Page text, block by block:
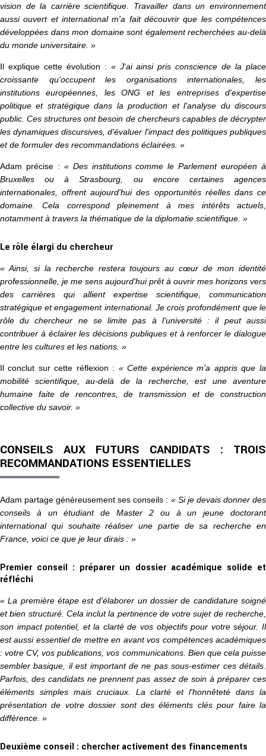
vision de la carrière scientifique. Travailler dans un environnement
aussi ouvert et international m'a fait découvrir que les compétences
développées dans mon domaine sont également recherchées au-delà
du monde universitaire. »
Il explique cette évolution : « J'ai ainsi pris conscience de la place
croissante qu'occupent les organisations internationales, les
institutions européennes, les ONG et les entreprises d'expertise
politique et stratégique dans la production et l'analyse du discours
public. Ces structures ont besoin de chercheurs capables de décrypter
les dynamiques discursives, d'évaluer l'impact des politiques publiques
et de formuler des recommandations éclairées. »
Adam précise : « Des institutions comme le Parlement européen à
Bruxelles ou à Strasbourg, ou encore certaines agences
internationales, offrent aujourd'hui des opportunités réelles dans ce
domaine. Cela correspond pleinement à mes intérêts actuels,
notamment à travers la thématique de la diplomatie scientifique. »
Le rôle élargi du chercheur
« Ainsi, si la recherche restera toujours au cœur de mon identité
professionnelle, je me sens aujourd'hui prêt à ouvrir mes horizons vers
des carrières qui allient expertise scientifique, communication
stratégique et engagement international. Je crois profondément que le
rôle du chercheur ne se limite pas à l'université : il peut aussi
contribuer à éclairer les décisions publiques et à renforcer le dialogue
entre les cultures et les nations. »
Il conclut sur cette réflexion : « Cette expérience m'a appris que la
mobilité scientifique, au-delà de la recherche, est une aventure
humaine faite de rencontres, de transmission et de construction
collective du savoir. »
CONSEILS AUX FUTURS CANDIDATS : TROIS
RECOMMANDATIONS ESSENTIELLES
Adam partage généreusement ses conseils : « Si je devais donner des
conseils à un étudiant de Master 2 ou à un jeune doctorant
international qui souhaite réaliser une partie de sa recherche en
France, voici ce que je leur dirais : »
Premier conseil : préparer un dossier académique solide et
réfléchi
« La première étape est d'élaborer un dossier de candidature soigné
et bien structuré. Cela inclut la pertinence de votre sujet de recherche,
son impact potentiel, et la clarté de vos objectifs pour votre séjour. Il
est aussi essentiel de mettre en avant vos compétences académiques
: votre CV, vos publications, vos communications. Bien que cela puisse
sembler basique, il est important de ne pas sous-estimer ces détails.
Parfois, des candidats ne prennent pas assez de soin à préparer ces
éléments simples mais cruciaux. La clarté et l'honnêteté dans la
présentation de votre dossier sont des éléments clés pour faire la
différence. »
Deuxième conseil : chercher activement des financements